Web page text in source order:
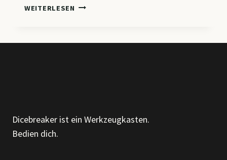
WEITERLESEN EIN
Dicebreaker ist ein Werkzeugkasten.
Bedien dich.